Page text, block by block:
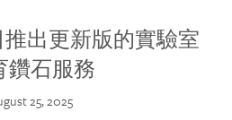
推出更新版的實驗室
鑽石服務
25, 2025